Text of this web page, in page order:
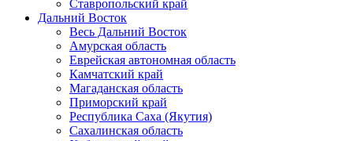
Ставропольский край
Дальний Восток
Весь Дальний Восток
Амурская область
Еврейская автономная область
Камчатский край
Магаданская область
Приморский край
Республика Саха (Якутия)
Сахалинская область